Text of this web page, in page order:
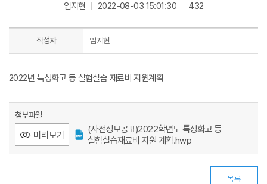
임지현 2022-08-03 15:01:30 432
작성자 임지현
2022년 특성화고 등 실험실습 재료비 지원계획
첨부파일
미리보기
(사전정보공표)2022학년도 특성화고 등
실험실습재료비 지원 계획.hwp
목록